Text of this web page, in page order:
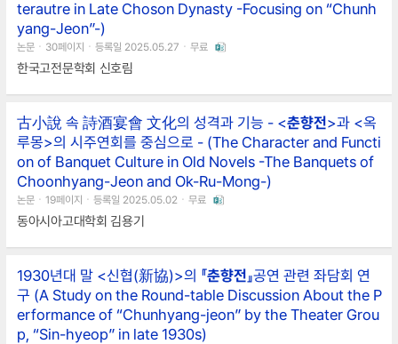
terautre in Late Choson Dynasty -Focusing on “Chunh
yang-Jeon”-)
논문ㆍ30페이지ㆍ등록일 2025.05.27ㆍ무료
한국고전문학회 신호림
古小說 속 詩酒宴會 文化의 성격과 기능 - <춘향전>과 <옥
루몽>의 시주연회를 중심으로 - (The Character and Functi
on of Banquet Culture in Old Novels -The Banquets of
Choonhyang-Jeon and Ok-Ru-Mong-)
논문ㆍ19페이지ㆍ등록일 2025.05.02ㆍ무료
동아시아고대학회 김용기
1930년대 말 <신협(新協)>의 『춘향전』공연 관련 좌담회 연
구 (A Study on the Round-table Discussion About the P
erformance of “Chunhyang-jeon” by the Theater Grou
p, “Sin-hyeop” in late 1930s)